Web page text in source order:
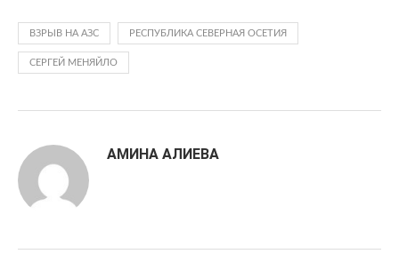
ВЗРЫВ НА АЗС РЕСПУБЛИКА СЕВЕРНАЯ ОСЕТИЯ
СЕРГЕЙ МЕНЯЙЛО
АМИНА АЛИЕВА